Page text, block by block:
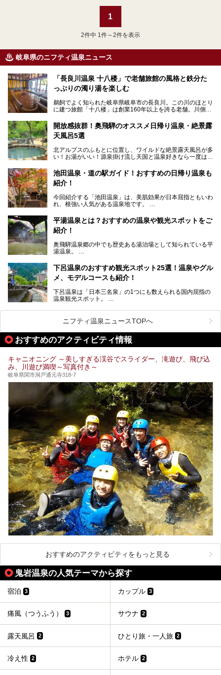
1
2件中 1件～2件を表示
岐阜県のニフティ温泉ニュース
「長良川温泉 十八楼」で老舗旅館の風格と鉄分た
っぷりの濁り湯を楽しむ
鵜飼でよく知られた岐阜県岐阜市の長良川。この川のほとり
に建つ旅館「十八楼」は創業160年以上を誇る老舗。川側の
濁り湯で、地産地消にこだわった食事も定評があります。
そして大浴場は日帰り入浴もできるんですよ。泊まりでも日
岐阜の手仕事に触れる旅とともに楽しんでみてはいかがでし
ょう！
───
提供元：岐阜県【PR】
この記事は岐阜県のPR記事です。
開放感抜群！奥飛騨のオススメ日帰り温泉・絶景露
天風呂5選
北アルプスのふもとに位置し、ワイルドな絶景露天風呂が多
い！お湯がいい！源泉掛け流し天国と温泉好きなら一度は行
「平湯温泉」「福地温泉」「新平湯温泉」「栃尾温泉」「新
穂高温泉」と5つの温泉地を総称して奥飛騨温泉郷と呼びま
風呂を5ヶ所ご紹介したいと思います。いずれも素晴らしい
温泉ですよ！
池田温泉・道の駅ガイド！おすすめの日帰り温泉も
紹介！
今回紹介する「池田温泉」は、美肌効果が日本屈指ともいわ
れ、根強い人気がある温泉地です。
温泉旅として利用することができます。
池田温泉には道の駅があるなど、温泉、観光、買い物と、さ
そんな池田温泉の魅力を詳しく紹介していきます！
平湯温泉とは？おすすめの温泉や観光スポットをご
紹介！
奥飛騨温泉郷の中でも歴史ある湯治場として知られている平
湯温泉。
らの利用客も増え、ますます賑わいを見せています。そこで
今回は、平湯温泉の観光スポットとおすすめの温泉施設を紹
介します。気になる温泉をぜひチェックしてみてください。
下呂温泉のおすすめ観光スポット25選！温泉やグル
メ、モデルコースも紹介！
下呂温泉は「日本三名泉」の1つにも数えられる国内屈指の
温泉観光スポット。
のグルメを楽しんだり、周辺にある名所にも足を伸ばしたり
したいもの。
本記事では、下呂温泉エリアにあるおすすめの観光スポット
をご紹介するとともに散策する際のモデルコースもご提案。
下呂温泉観光をたっぷりとガイドします！
ニフティ温泉ニュースTOPへ
おすすめのアクティビティ情報
キャニオニング ～美しすぎる渓谷でスライダー、滝遊び、飛び込
み、川遊び満喫～写真付き～
岐阜県関市洞戸通元寺318-7
おすすめのアクティビティをもっと見る
鬼岩温泉の人気テーマから探す
宿泊 3 カップル 3
痛風（つうふう） 3 サウナ 2
露天風呂 2 ひとり旅・一人旅 2
冷え性 2 ホテル 2